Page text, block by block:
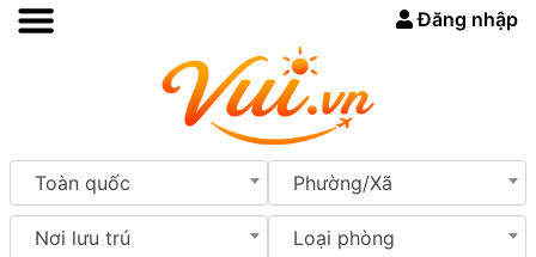
Đăng nhập
Toàn quốc Phường/Xã
Nơi lưu trú Loại phòng